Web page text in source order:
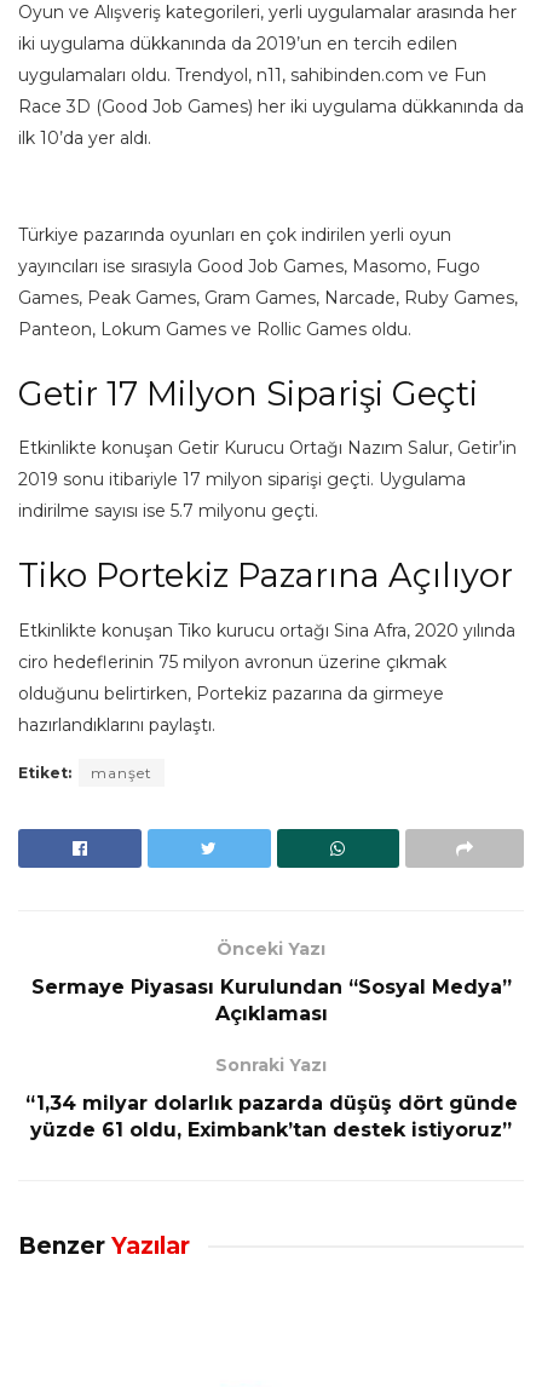
Oyun ve Alışveriş kategorileri, yerli uygulamalar arasında her
iki uygulama dükkanında da 2019’un en tercih edilen
uygulamaları oldu. Trendyol, n11, sahibinden.com ve Fun
Race 3D (Good Job Games) her iki uygulama dükkanında da
ilk 10’da yer aldı.
Türkiye pazarında oyunları en çok indirilen yerli oyun
yayıncıları ise sırasıyla Good Job Games, Masomo, Fugo
Games, Peak Games, Gram Games, Narcade, Ruby Games,
Panteon, Lokum Games ve Rollic Games oldu.
Getir 17 Milyon Siparişi Geçti
Etkinlikte konuşan Getir Kurucu Ortağı Nazım Salur, Getir’in
2019 sonu itibariyle 17 milyon siparişi geçti. Uygulama
indirilme sayısı ise 5.7 milyonu geçti.
Tiko Portekiz Pazarına Açılıyor
Etkinlikte konuşan Tiko kurucu ortağı Sina Afra, 2020 yılında
ciro hedeflerinin 75 milyon avronun üzerine çıkmak
olduğunu belirtirken, Portekiz pazarına da girmeye
hazırlandıklarını paylaştı.
Etiket: manşet
Önceki Yazı
Sermaye Piyasası Kurulundan “Sosyal Medya”
Açıklaması
Sonraki Yazı
“1,34 milyar dolarlık pazarda düşüş dört günde
yüzde 61 oldu, Eximbank’tan destek istiyoruz”
Benzer Yazılar